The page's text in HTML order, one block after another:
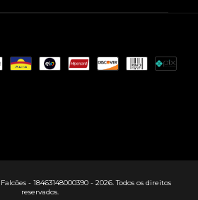
- 18463148000390 - 2026. Todos os direitos
reservados.